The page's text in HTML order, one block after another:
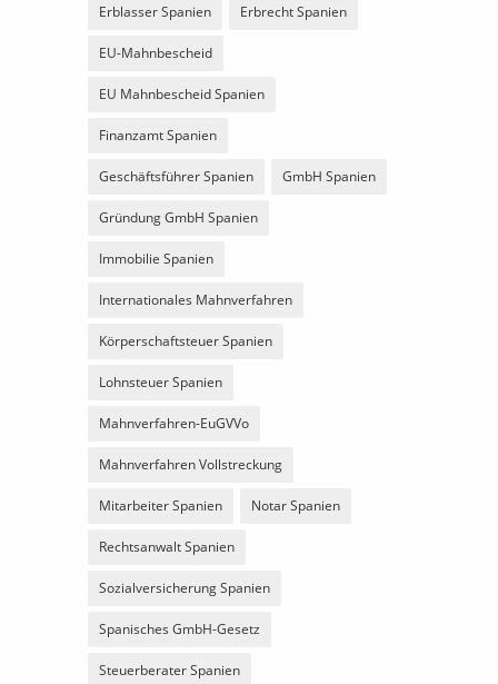
Erblasser Spanien Erbrecht Spanien
EU-Mahnbescheid
EU Mahnbescheid Spanien
Finanzamt Spanien
Geschäftsführer Spanien GmbH Spanien
Gründung GmbH Spanien
Immobilie Spanien
Internationales Mahnverfahren
Körperschaftsteuer Spanien
Lohnsteuer Spanien
Mahnverfahren-EuGVVo
Mahnverfahren Vollstreckung
Mitarbeiter Spanien Notar Spanien
Rechtsanwalt Spanien
Sozialversicherung Spanien
Spanisches GmbH-Gesetz
Steuerberater Spanien